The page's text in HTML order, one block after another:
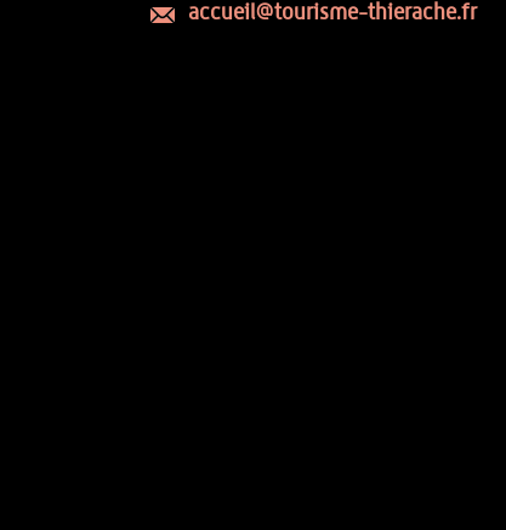
accueil@tourisme-thierache.fr